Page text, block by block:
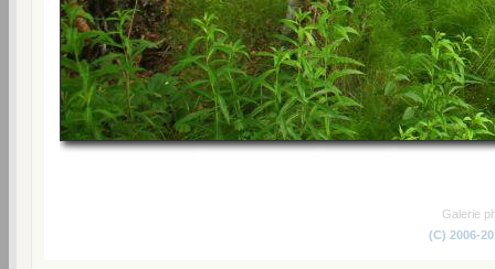
Galerie
(C) 2006-